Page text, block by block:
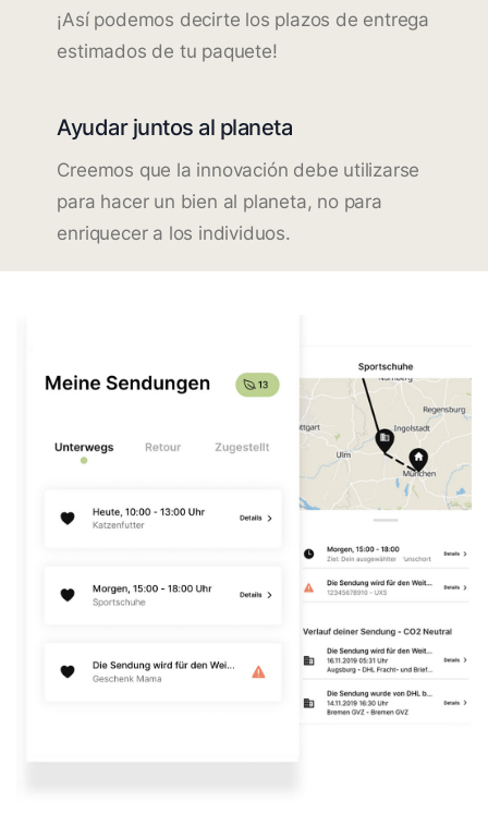
¡Así podemos decirte los plazos de entrega
estimados de tu paquete!
Ayudar juntos al planeta
Creemos que la innovación debe utilizarse
para hacer un bien al planeta, no para
enriquecer a los individuos.